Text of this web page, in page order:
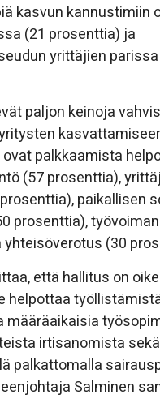
kasvun kannustimiin
(21 prosenttia) ja
yrittäjien parissa
paljon keinoja
palkkaamista
(57 prosenttia),
paikallisen
prosenttia),
(30
että hallitus on
helpottaa
määräaikaisia
irtisanomista sekä
palkattomalla
Salminen